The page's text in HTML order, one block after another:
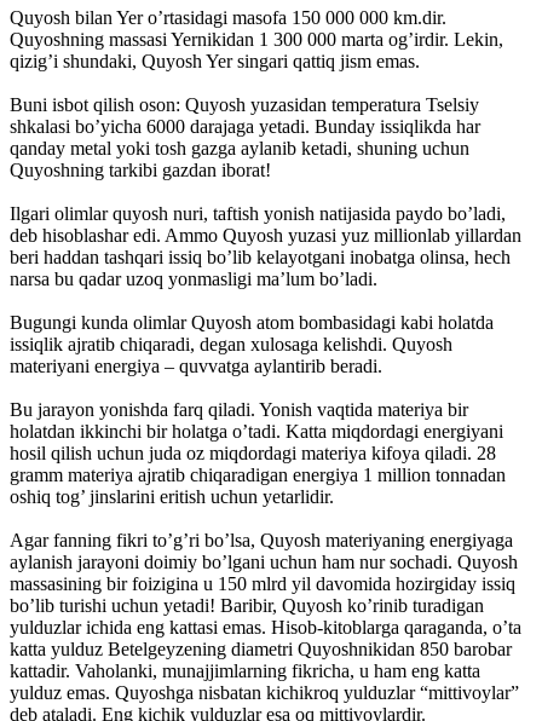
Quyosh bilan Yer o’rtasidagi masofa 150 000 000 km.dir.
Quyoshning massasi Yernikidan 1 300 000 marta og’irdir. Lekin,
qizig’i shundaki, Quyosh Yer singari qattiq jism emas.
Buni isbot qilish oson: Quyosh yuzasidan temperatura Tselsiy
shkalasi bo’yicha 6000 darajaga yetadi. Bunday issiqlikda har
qanday metal yoki tosh gazga aylanib ketadi, shuning uchun
Quyoshning tarkibi gazdan iborat!
Ilgari olimlar quyosh nuri, taftish yonish natijasida paydo bo’ladi,
deb hisoblashar edi. Ammo Quyosh yuzasi yuz millionlab yillardan
beri haddan tashqari issiq bo’lib kelayotgani inobatga olinsa, hech
narsa bu qadar uzoq yonmasligi ma’lum bo’ladi.
Bugungi kunda olimlar Quyosh atom bombasidagi kabi holatda
issiqlik ajratib chiqaradi, degan xulosaga kelishdi. Quyosh
materiyani energiya – quvvatga aylantirib beradi.
Bu jarayon yonishda farq qiladi. Yonish vaqtida materiya bir
holatdan ikkinchi bir holatga o’tadi. Katta miqdordagi energiyani
hosil qilish uchun juda oz miqdordagi materiya kifoya qiladi. 28
gramm materiya ajratib chiqaradigan energiya 1 million tonnadan
oshiq tog’ jinslarini eritish uchun yetarlidir.
Agar fanning fikri to’g’ri bo’lsa, Quyosh materiyaning energiyaga
aylanish jarayoni doimiy bo’lgani uchun ham nur sochadi. Quyosh
massasining bir foizigina u 150 mlrd yil davomida hozirgiday issiq
bo’lib turishi uchun yetadi! Baribir, Quyosh ko’rinib turadigan
yulduzlar ichida eng kattasi emas. Hisob-kitoblarga qaraganda, o’ta
katta yulduz Betelgeyzening diametri Quyoshnikidan 850 barobar
kattadir. Vaholanki, munajjimlarning fikricha, u ham eng katta
yulduz emas. Quyoshga nisbatan kichikroq yulduzlar “mittivoylar”
deb ataladi. Eng kichik yulduzlar esa oq mittivoylardir.